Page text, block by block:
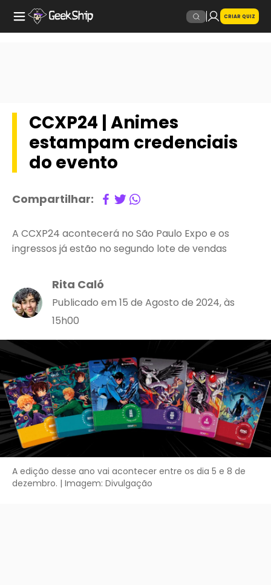
CRIAR QUIZ
CCXP24 | Animes
estampam credenciais
do evento
Compartilhar:
A CCXP24 acontecerá no São Paulo Expo e os
ingressos já estão no segundo lote de vendas
Rita Caló
Publicado em 15 de Agosto de 2024, às
15h00
A edição desse ano vai acontecer entre os dia 5 e 8 de
dezembro. | Imagem: Divulgação